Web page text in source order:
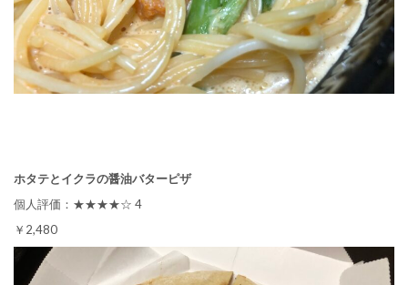
ホタテとイクラの醤油バターピザ
個人評価：★★★★☆ 4
￥2,480